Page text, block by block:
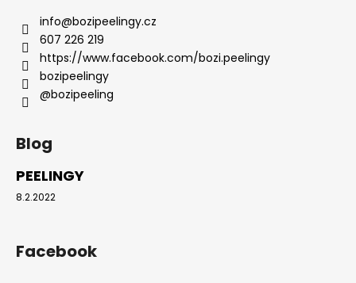
info@bozipeelingy.cz
607 226 219
https://www.facebook.com/bozi.peelingy
bozipeelingy
@bozipeeling
PEELINGY
8.2.2022
Facebook